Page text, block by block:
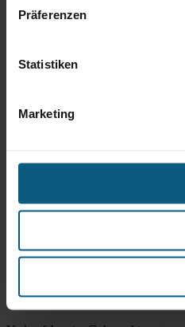
Präferenzen
Statistiken
Marketing
Michael Nowak